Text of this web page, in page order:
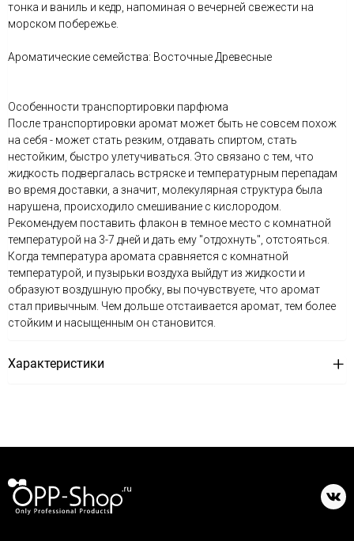
тонка и ваниль и кедр, напоминая о вечерней свежести на
морском побережье.
Ароматические семейства: Восточные Древесные
Особенности транспортировки парфюма
После транспортировки аромат может быть не совсем похож
на себя - может стать резким, отдавать спиртом, стать
нестойким, быстро улетучиваться. Это связано с тем, что
жидкость подвергалась встряске и температурным перепадам
во время доставки, а значит, молекулярная структура была
нарушена, происходило смешивание с кислородом.
Рекомендуем поставить флакон в темное место с комнатной
температурой на 3-7 дней и дать ему "отдохнуть", отстояться.
Когда температура аромата сравняется с комнатной
температурой, и пузырьки воздуха выйдут из жидкости и
образуют воздушную пробку, вы почувствуете, что аромат
стал привычным. Чем дольше отстаивается аромат, тем более
стойким и насыщенным он становится.
Характеристики